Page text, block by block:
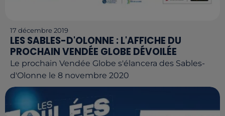
17 décembre 2019
LES SABLES-D'OLONNE : L'AFFICHE DU
PROCHAIN VENDÉE GLOBE DÉVOILÉE
Le prochain Vendée Globe s'élancera des Sables-
d'Olonne le 8 novembre 2020